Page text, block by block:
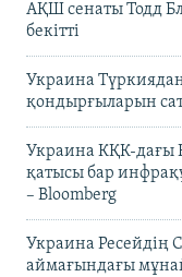
АҚШ сенаты Тодд
бекітті
Украина
қондырғыларын
Украина КҚК-дағы
қатысы бар
– Bloomberg
Украина Ресейдің
аймағындағы